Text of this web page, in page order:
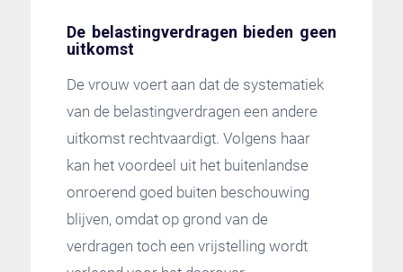
De belastingverdragen bieden geen
uitkomst
De vrouw voert aan dat de systematiek
van de belastingverdragen een andere
uitkomst rechtvaardigt. Volgens haar
kan het voordeel uit het buitenlandse
onroerend goed buiten beschouwing
blijven, omdat op grond van de
verdragen toch een vrijstelling wordt